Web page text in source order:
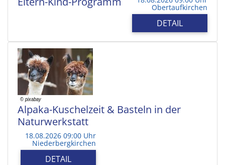
Obertaufkirchen
DETAIL
Alpaka-Kuschelzeit & Basteln in der
Naturwerkstatt
18.08.2026 09:00 Uhr
Niederbergkirchen
DETAIL